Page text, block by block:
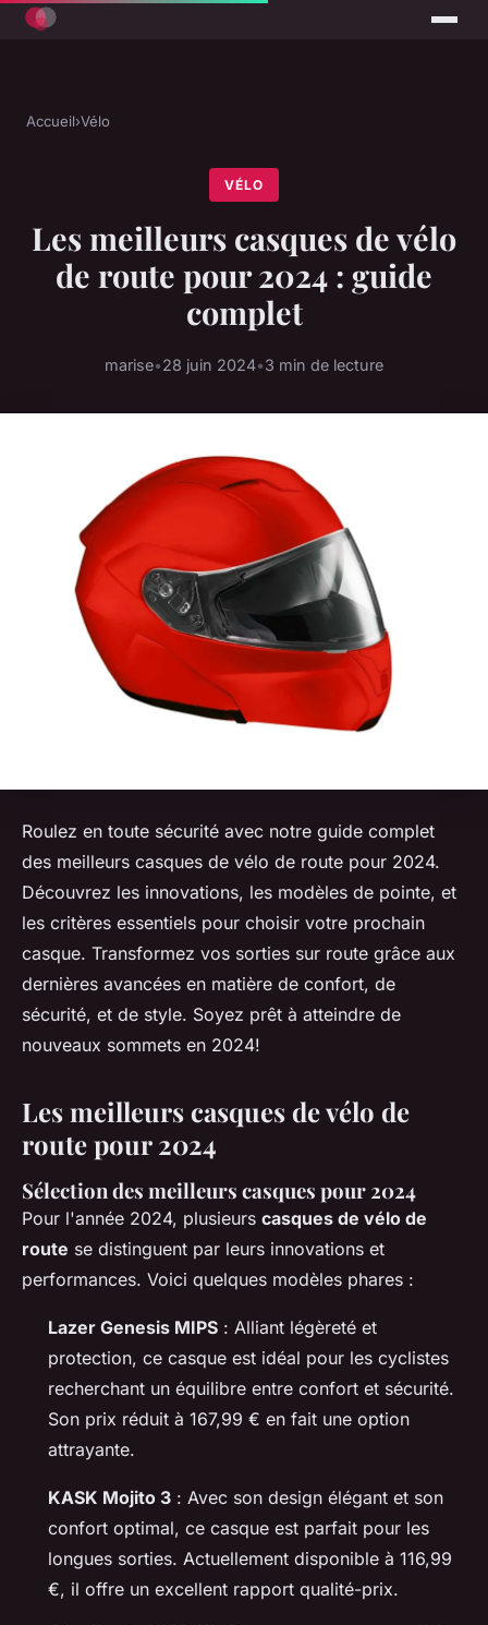
Accueil›Vélo
VÉLO
Les meilleurs casques de vélo
de route pour 2024 : guide
complet
marise•28 juin 2024•3 min de lecture
Roulez en toute sécurité avec notre guide complet
des meilleurs casques de vélo de route pour 2024.
Découvrez les innovations, les modèles de pointe, et
les critères essentiels pour choisir votre prochain
casque. Transformez vos sorties sur route grâce aux
dernières avancées en matière de confort, de
sécurité, et de style. Soyez prêt à atteindre de
nouveaux sommets en 2024!
Les meilleurs casques de vélo de
route pour 2024
Sélection des meilleurs casques pour 2024
Pour l'année 2024, plusieurs casques de vélo de
route se distinguent par leurs innovations et
performances. Voici quelques modèles phares :
Lazer Genesis MIPS : Alliant légèreté et
protection, ce casque est idéal pour les cyclistes
recherchant un équilibre entre confort et sécurité.
Son prix réduit à 167,99 € en fait une option
attrayante.
KASK Mojito 3 : Avec son design élégant et son
confort optimal, ce casque est parfait pour les
longues sorties. Actuellement disponible à 116,99
€, il offre un excellent rapport qualité-prix.